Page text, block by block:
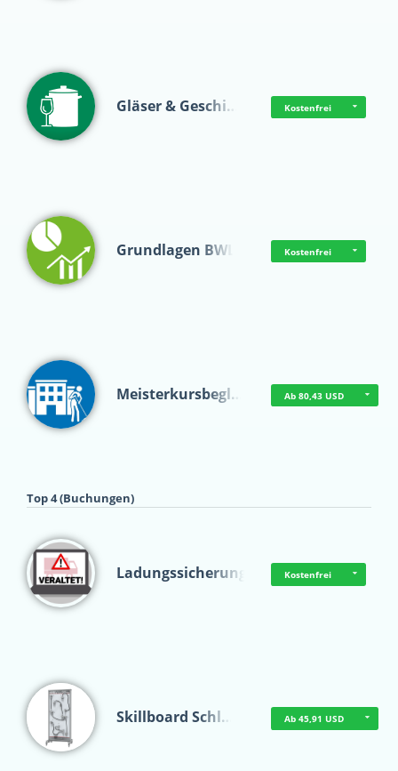
Gläser & Geschi… Kostenfrei
Grundlagen BWL Kostenfrei
Meisterkursbegl… Ab 80,43 USD
Top 4 (Buchungen)
Ladungssicherung Kostenfrei
Skillboard Schl… Ab 45,91 USD